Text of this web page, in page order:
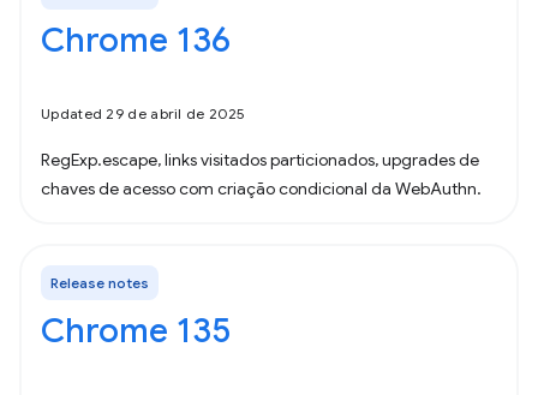
Chrome 136
Updated 29 de abril de 2025
RegExp.escape, links visitados particionados, upgrades de
chaves de acesso com criação condicional da WebAuthn.
Release notes
Chrome 135